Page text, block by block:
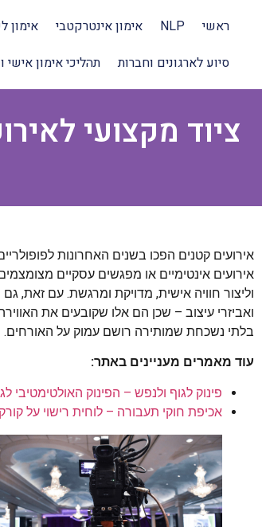
ראשי NLP אימון אינטרקטבי אימון
סיוע לארגונים וחברות
תהליכי אימון אישי
ציוד מקצועי
אירועים קטנים הפכו בשנים האחרונות
אירועים אינטימיים או מפגשים עסקיים
וליצור חוויה אישית, מדויקת ומרגשת. עם זאת,
ואביזרי עיצוב – שכן הם אלו שקובעים את
בלתי נשכחת שמותירה רושם עמוק על האורחים.
עוד מאמרים מעניינים באתר:
פינוק לגוף ולנפש – הפינוק האולטימטיבי
אכיפת חוקי תעבורה – לוחית רישוי על